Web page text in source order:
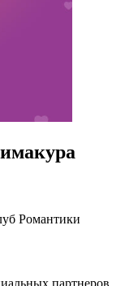
Романтики
партнеров